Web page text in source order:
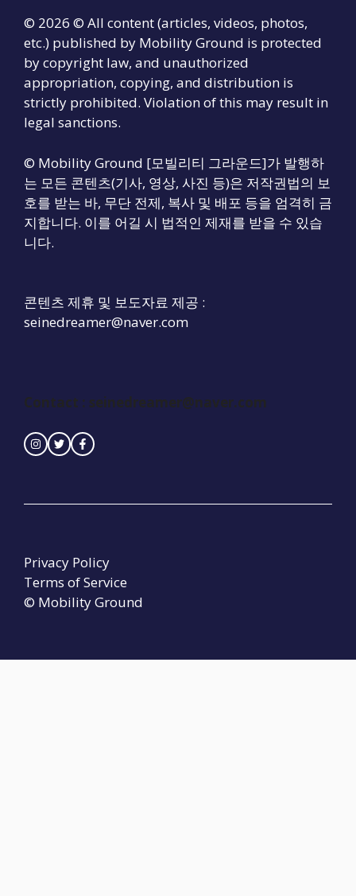
© 2026 © All content (articles, videos, photos,
etc.) published by Mobility Ground is protected
by copyright law, and unauthorized
appropriation, copying, and distribution is
strictly prohibited. Violation of this may result in
legal sanctions.
© Mobility Ground [모빌리티 그라운드]가 발행하
는 모든 콘텐츠(기사, 영상, 사진 등)은 저작권법의 보
호를 받는 바, 무단 전제, 복사 및 배포 등을 엄격히 금
지합니다. 이를 어길 시 법적인 제재를 받을 수 있습
니다.
콘텐츠 제휴 및 보도자료 제공 :
seinedreamer@naver.com
Contact : seinedreamer@naver.com
© Mobility Ground
Privacy Policy
Terms of Service